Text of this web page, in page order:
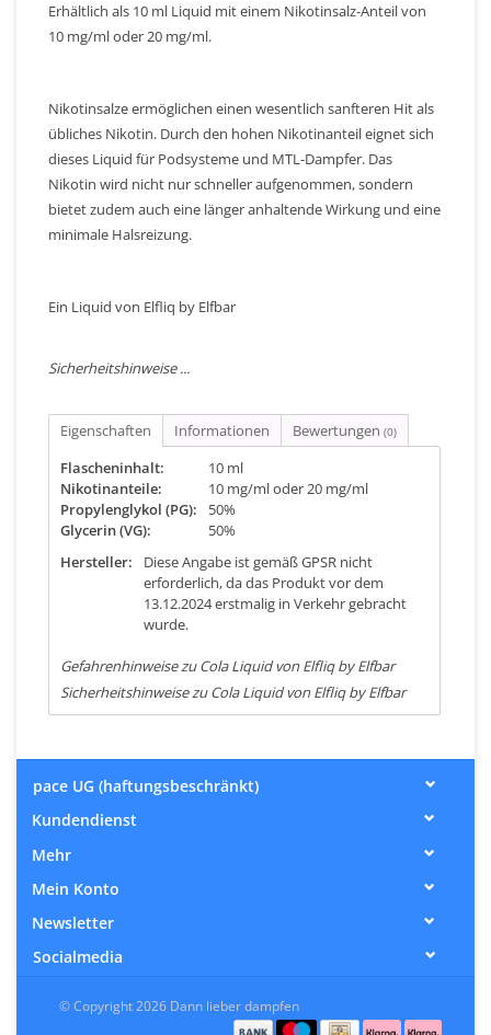
Erhältlich als 10 ml Liquid mit einem Nikotinsalz-Anteil von
10 mg/ml oder 20 mg/ml.
Nikotinsalze ermöglichen einen wesentlich sanfteren Hit als
übliches Nikotin. Durch den hohen Nikotinanteil eignet sich
dieses Liquid für Podsysteme und MTL-Dampfer. Das
Nikotin wird nicht nur schneller aufgenommen, sondern
bietet zudem auch eine länger anhaltende Wirkung und eine
minimale Halsreizung.
Ein Liquid von Elfliq by Elfbar
Sicherheitshinweise ...
Eigenschaften Informationen Bewertungen (0)
Flascheninhalt:
10 ml
Nikotinanteile:
10 mg/ml oder 20 mg/ml
Propylenglykol (PG):
50%
Glycerin (VG):
50%
Hersteller:
Diese Angabe ist gemäß GPSR nicht
erforderlich, da das Produkt vor dem
13.12.2024 erstmalig in Verkehr gebracht
wurde.
Gefahrenhinweise zu Cola Liquid von Elfliq by Elfbar
Sicherheitshinweise zu Cola Liquid von Elfliq by Elfbar
pace UG (haftungsbeschränkt)
Kundendienst
Mehr
Mein Konto
Newsletter
Socialmedia
© Copyright 2026 Dann lieber dampfen